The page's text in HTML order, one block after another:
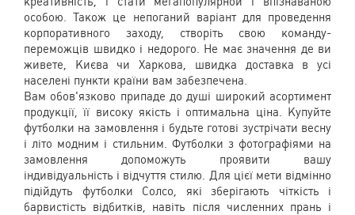
особою. Також це непоганий варіант для проведення
корпоративного заходу, створіть свою команду-
переможців швидко і недорого. Не має значення де ви
живете, Києва чи Харкова, швидка доставка в усі
населені пункти країни вам забезпечена.
Вам обов'язково припаде до душі широкий асортимент
продукції, її високу якість і оптимальна ціна. Купуйте
футболки на замовлення і будьте готові зустрічати весну
і літо модним і стильним. Футболки з фотографіями на
замовлення допоможуть проявити вашу
індивідуальність і відчуття стилю. Для цієї мети відмінно
підійдуть футболки Солсо, які зберігають чіткість і
барвистість відбитків, навіть після численних прань і